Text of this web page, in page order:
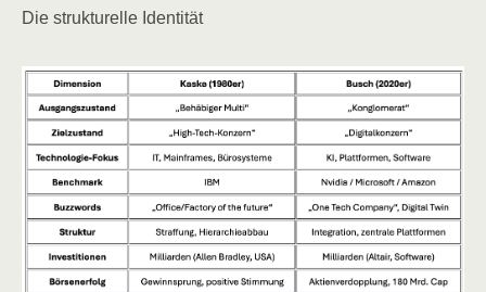
Die strukturelle Identität